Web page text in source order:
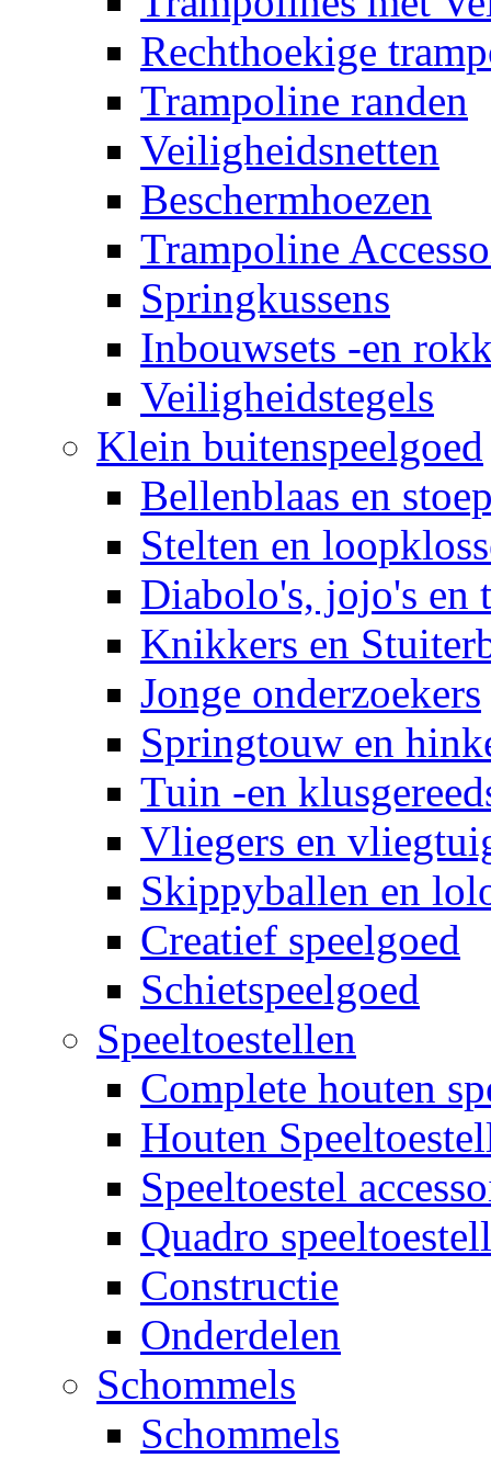
Rechthoekige
Trampoline randen
Veiligheidsnetten
Beschermhoezen
Trampoline
Springkussens
Inbouwsets -en
Veiligheidstegels
Klein buitenspeelgoed
Bellenblaas en
Stelten en
Diabolo's, jojo's en
Knikkers en
Jonge onderzoekers
Springtouw en
Tuin -en
Vliegers en
Skippyballen en
Creatief speelgoed
Schietspeelgoed
Speeltoestellen
Complete houten
Houten
Speeltoestel
Quadro
Constructie
Onderdelen
Schommels
Schommels